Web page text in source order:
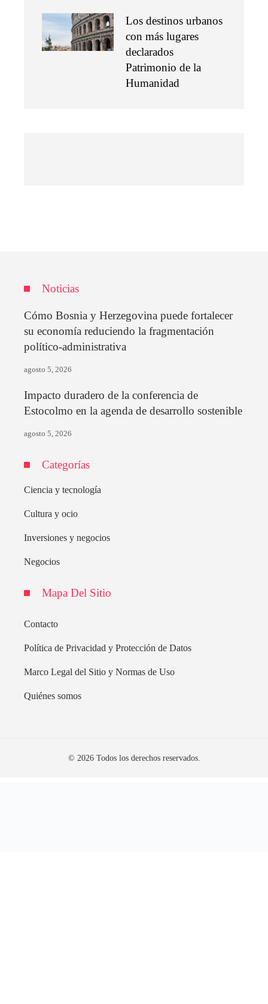
Los destinos urbanos
con más lugares
declarados
Patrimonio de la
Humanidad
Noticias
Cómo Bosnia y Herzegovina puede fortalecer
su economía reduciendo la fragmentación
político-administrativa
agosto 5, 2026
Impacto duradero de la conferencia de
Estocolmo en la agenda de desarrollo sostenible
agosto 5, 2026
Categorías
Ciencia y tecnología
Cultura y ocio
Inversiones y negocios
Negocios
Mapa Del Sitio
Contacto
Política de Privacidad y Protección de Datos
Marco Legal del Sitio y Normas de Uso
Quiénes somos
© 2026 Todos los derechos reservados.